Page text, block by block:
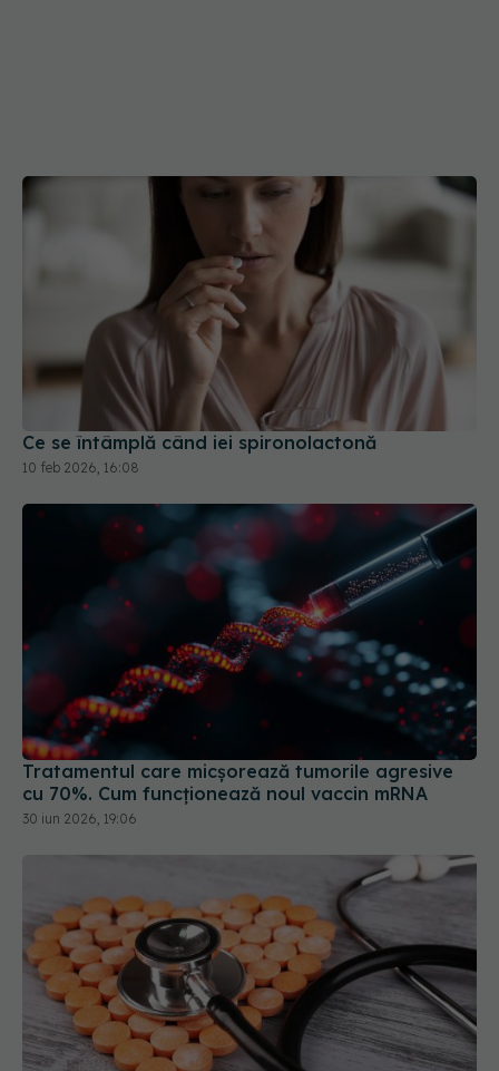
Ce se întâmplă când iei spironolactonă
10 feb 2026, 16:08
Tratamentul care micșorează tumorile agresive
cu 70%. Cum funcționează noul vaccin mRNA
30 iun 2026, 19:06